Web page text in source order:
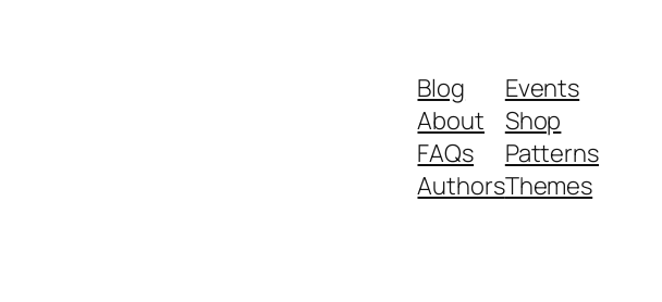
Blog
About
FAQs
Authors
Events
Shop
Patterns
Themes